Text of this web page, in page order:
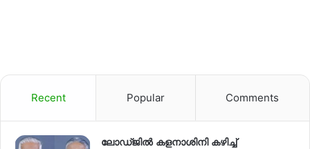
Recent Popular Comments
ലോഡ്ജിൽ കളനാശിനി കഴിച്ച്